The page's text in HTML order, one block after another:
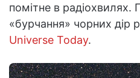
помітне в радіохвилях.
«бурчання» чорних дір
Universe Today.